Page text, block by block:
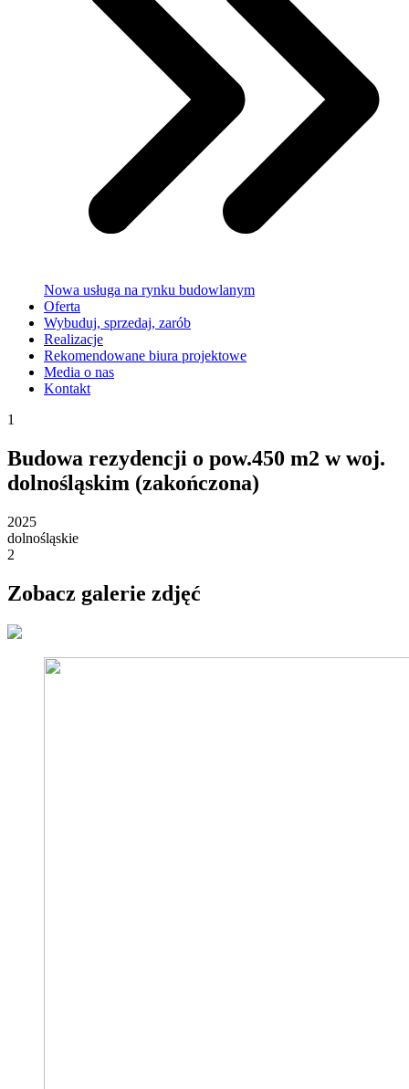
Nowa usługa na rynku budowlanym
Oferta
Wybuduj, sprzedaj, zarób
Realizacje
Rekomendowane biura projektowe
Media o nas
Kontakt
1
Budowa rezydencji o pow.450 m2 w woj.
dolnośląskim (zakończona)
2025
dolnośląskie
2
Zobacz galerie zdjęć